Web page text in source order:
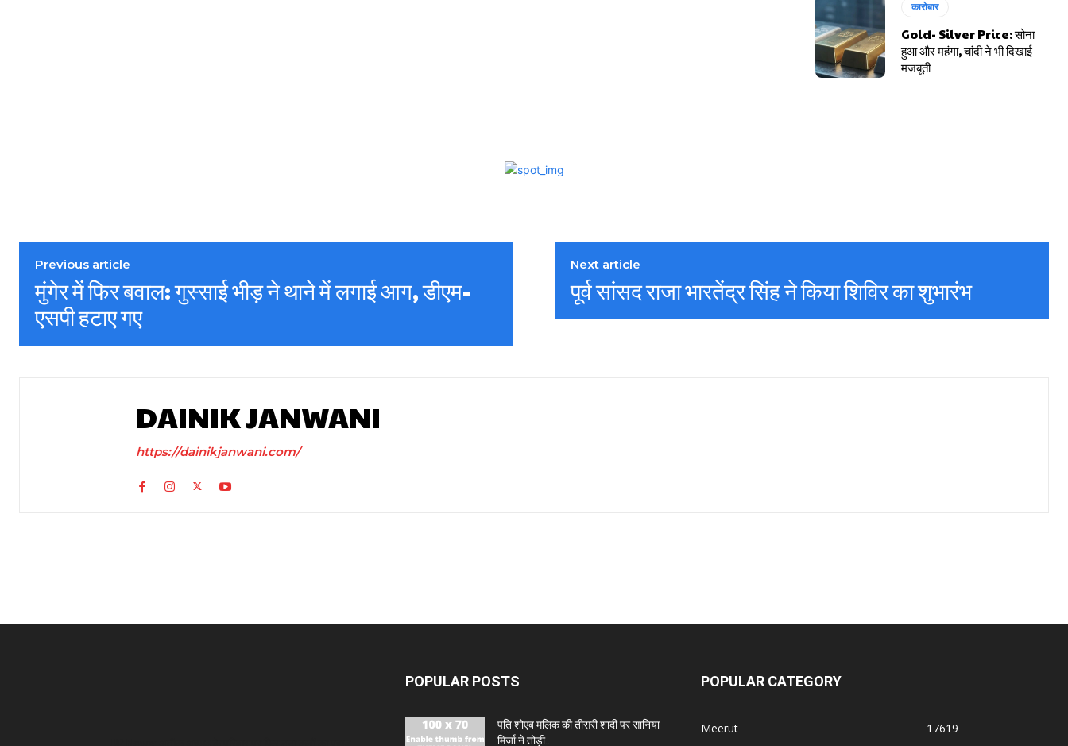
कारोबार
Gold- Silver Price: सोना
हुआ और महंगा, चांदी ने भी दिखाई
मजबूती
Previous article
मुंगेर में फिर बवाल: गुस्साई भीड़ ने थाने में लगाई आग, डीएम-
एसपी हटाए गए
Next article
पूर्व सांसद राजा भारतेंद्र सिंह ने किया शिविर का शुभारंभ
DAINIK JANWANI
https://dainikjanwani.com/
POPULAR POSTS
पति शोएब मलिक की तीसरी शादी पर सानिया
मिर्जा ने तोड़ी...
POPULAR CATEGORY
Meerut
17619